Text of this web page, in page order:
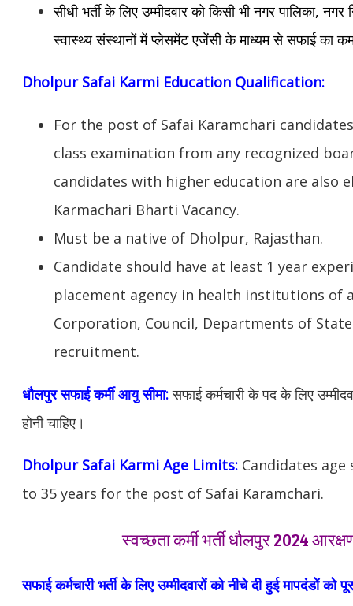
सीधी भर्ती के लिए उम्मीदवार को किसी भी नगर पालिका,
स्वास्थ्य संस्थानों में प्लेसमेंट एजेंसी के माध्यम से सफाई का
Dholpur Safai Karmi Education Qualification:
For the post of Safai Karamchari
class examination from any recognized
candidates with higher education are also
Karmachari Bharti Vacancy.
Must be a native of Dholpur, Rajasthan.
Candidate should have at least 1 year
placement agency in health institutions of
Corporation, Council, Departments of
recruitment.
धौलपुर सफाई कर्मी आयु सीमा:सफाई कर्मचारी के पद के लिए
होनी चाहिए।
Dholpur Safai Karmi Age Limits: Candidates
to 35 years for the post of Safai Karamchari.
स्वच्छता कर्मी भर्ती धौलपुर 2024
सफाई कर्मचारी भर्ती के लिए उम्मीदवारों को नीचे दी हुई मापदंडों को